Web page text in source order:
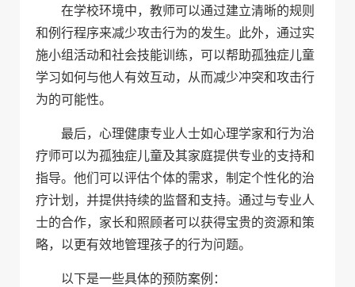
在学校环境中，教师可以通过建立清晰的规则
和例行程序来减少攻击行为的发生。此外，通过实
施小组活动和社会技能训练，可以帮助孤独症儿童
学习如何与他人有效互动，从而减少冲突和攻击行
为的可能性。
最后，心理健康专业人士如心理学家和行为治
疗师可以为孤独症儿童及其家庭提供专业的支持和
指导。他们可以评估个体的需求，制定个性化的治
疗计划，并提供持续的监督和支持。通过与专业人
士的合作，家长和照顾者可以获得宝贵的资源和策
略，以更有效地管理孩子的行为问题。
以下是一些具体的预防案例：